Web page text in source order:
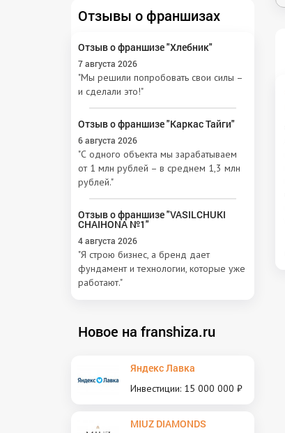
Отзывы о франшизах
Отзыв о франшизе "Хлебник"
7 августа 2026
"Мы решили попробовать свои силы –
и сделали это!"
Отзыв о франшизе "Каркас Тайги"
6 августа 2026
"С одного объекта мы зарабатываем
от 1 млн рублей – в среднем 1,3 млн
рублей."
Отзыв о франшизе "VASILCHUKI
CHAIHONA №1"
4 августа 2026
"Я строю бизнес, а бренд дает
фундамент и технологии, которые уже
работают."
Новое на franshiza.ru
Яндекс Лавка
Инвестиции: 15 000 000 ₽
MIUZ DIAMONDS